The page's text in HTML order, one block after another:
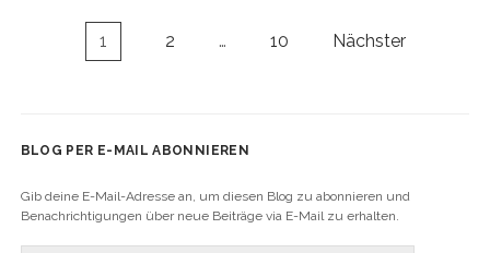
CITY
Seitennummerierung
1 2 … 10 Nächster
BLOG PER E-MAIL ABONNIEREN
Gib deine E-Mail-Adresse an, um diesen Blog zu abonnieren und
Benachrichtigungen über neue Beiträge via E-Mail zu erhalten.